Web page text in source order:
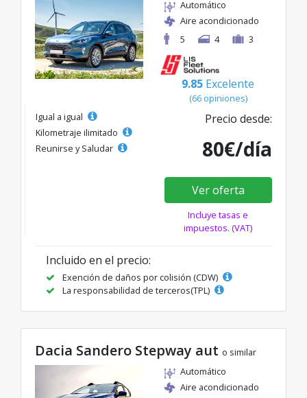
Automático
Aire acondicionado
5
4 3
9.85 Excelente
(66 opiniones)
Igual a igual
Kilometraje ilimitado
Reunirse y Saludar
Precio desde:
80€/día
Ver oferta
Incluye tasas e
impuestos. (VAT)
Incluido en el precio:
Exención de daños por colisión (CDW)
La responsabilidad de terceros(TPL)
Dacia Sandero Stepway aut o similar
Automático
Aire acondicionado